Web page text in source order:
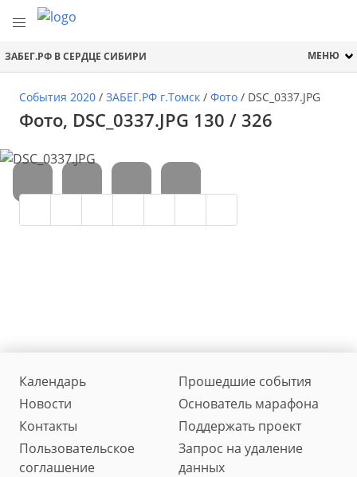
ЗАБЕГ.РФ В СЕРДЦЕ СИБИРИ МЕНЮ
События 2020 / ЗАБЕГ.РФ г.Томск / Фото / DSC_0337.JPG
Фото, DSC_0337.JPG 130 / 326
Календарь
Прошедшие события
Новости
Основатель марафона
Контакты
Поддержать проект
Пользовательское
соглашение
Запрос на удаление
данных